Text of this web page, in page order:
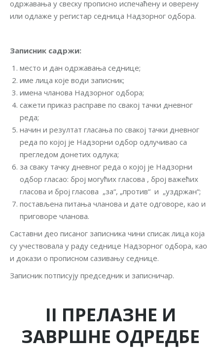
одржавања у свеску прописно испечаћену и оверену
или одлаже у регистар седница Надзорног одбора.
Записник садржи:
место и дан одржавања седнице;
име лица које води записник;
имена чланова Надзорног одбора;
сажети приказ расправе по свакој тачки дневног
реда;
начин и резултат гласања по свакој тачки дневног
реда по којој је Надзорни одбор одлучивао са
прегледом донетих одлука;
за сваку тачку дневног реда о којој је Надзорни
одбор гласао: број могућих гласова , број важећих
гласова и број гласова „за“, „против“ и „уздржан“;
постављена питања чланова и дате одговоре, као и
приговоре чланова.
Саставни део писаног записника чини списак лица која
су учествовала у раду седнице Надзорног одбора, као
и докази о прописном сазивању седнице.
Записник потписују председник и записничар.
II ПРЕЛАЗНЕ И
ЗАВРШНЕ ОДРЕДБЕ